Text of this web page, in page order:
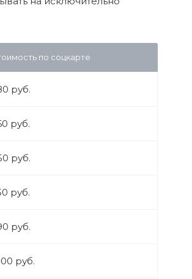
по соцкарте
руб.
руб.
руб.
руб.
руб.
руб.